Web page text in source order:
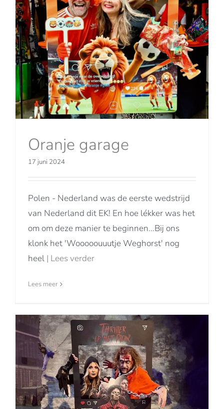
Oranje garage
17 juni 2024
Polen - Nederland was de eerste wedstrijd
van Nederland dit EK! En hoe lékker was het
om om deze manier te beginnen...Bij ons
klonk het 'Wooooouuutje Weghorst' nog
heel | Lees verder
Lees meer